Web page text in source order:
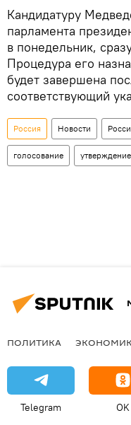
Кандидатуру
парламента
в понедельник,
Процедура его
будет завершена
соответствующий
Россия Новости
голосование утверждение
ПОЛИТИКА
Telegram OK